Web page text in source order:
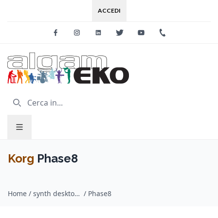
ACCEDI
FacebookInstagramLinkedinTwitter Youtube
Korg Phase8
Home / synth desktop / Korg / Phase8